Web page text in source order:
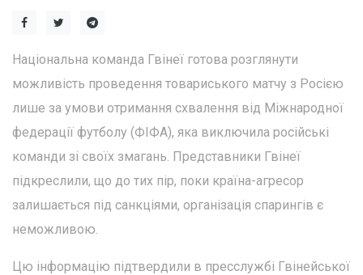
Національна команда Гвінеї готова розглянути
можливість проведення товариського матчу з Росією
лише за умови отримання схвалення від Міжнародної
федерації футболу (ФІФА), яка виключила російські
команди зі своїх змагань. Представники Гвінеї
підкреслили, що до тих пір, поки країна-агресор
залишається під санкціями, організація спарингів є
неможливою.
Цю інформацію підтвердили в пресслужбі Гвінейської